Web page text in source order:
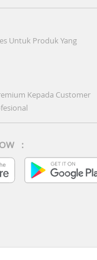
Untuk Produk Yang
Kepada Customer
: